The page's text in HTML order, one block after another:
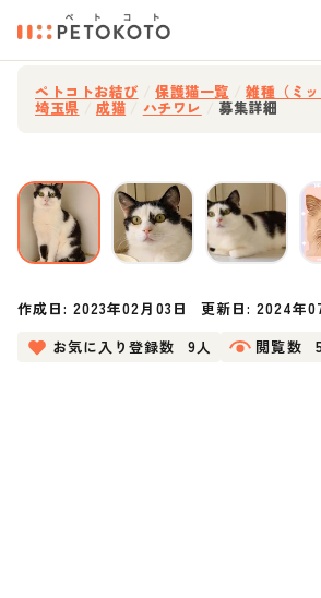
ペトコトお結び 保護猫一覧 雑種（ミッ
埼玉県 成猫 ハチワレ 募集詳細
作成日:2023年02月03日 更新日: 2024年
お気に入り登録数
9人 閲覧数